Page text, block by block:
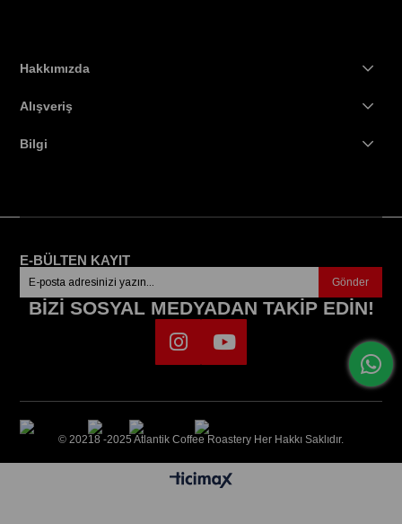
Hakkımızda
Alışveriş
Bilgi
E-BÜLTEN KAYIT
Gönder
BİZİ SOSYAL MEDYADAN TAKİP EDİN!
© 20218 -2025 Atlantik Coffee Roastery Her Hakkı Saklıdır.